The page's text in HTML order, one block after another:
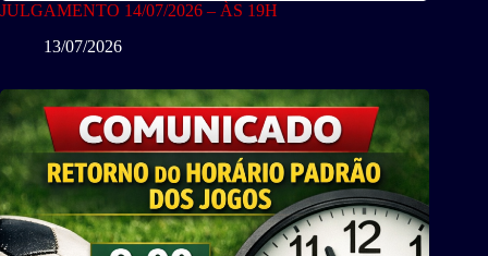
JULGAMENTO 14/07/2026 – ÀS 19H
13/07/2026